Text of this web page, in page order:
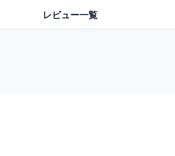
レビュー一覧